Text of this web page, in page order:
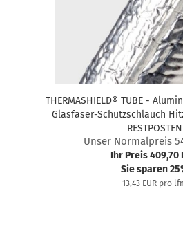
THERMASHIELD® TUBE -
Glasfaser-Schutzschlauch
RESTPOSTEN
Unser Normalpreis
Ihr Preis 409,70
Sie sparen
13,43 EUR pro